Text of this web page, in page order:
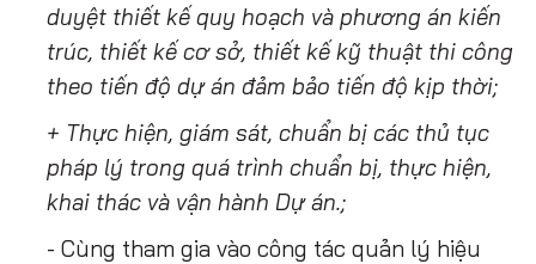
duyệt thiết kế quy hoạch và phương án kiến
trúc, thiết kế cơ sở, thiết kế kỹ thuật thi công
theo tiến độ dự án đảm bảo tiến độ kịp thời;
+ Thực hiện, giám sát, chuẩn bị các thủ tục
pháp lý trong quá trình chuẩn bị, thực hiện,
khai thác và vận hành Dự án.;
- Cùng tham gia vào công tác quản lý hiệu